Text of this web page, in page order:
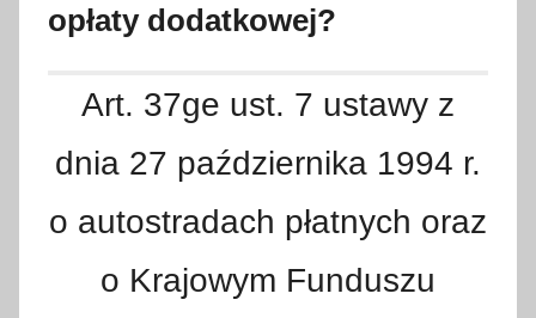
opłaty dodatkowej?
Art. 37ge ust. 7 ustawy z
dnia 27 października 1994 r.
o autostradach płatnych oraz
o Krajowym Funduszu